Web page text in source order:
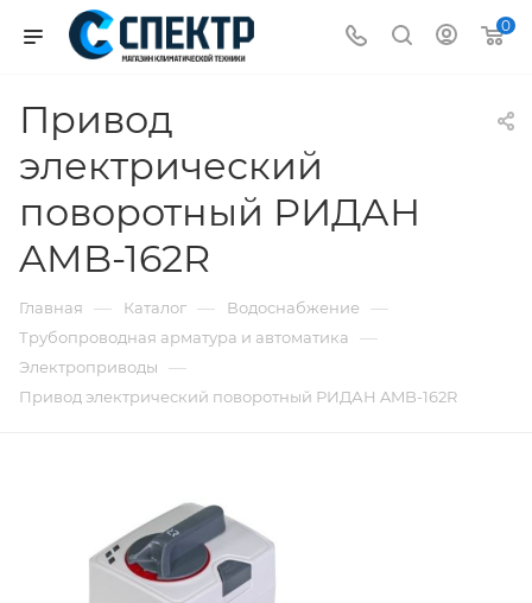
0
Привод
электрический
поворотный РИДАН
AMB-162R
Главная — Каталог — Водоснабжение —
Трубопроводная арматура и автоматика —
Электроприводы —
Привод электрический поворотный РИДАН AMB-162R